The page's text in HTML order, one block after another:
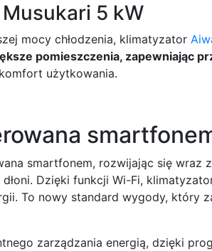
5 kW
mocy chłodzenia, klimatyzator
pomieszczenia, zapewniając
użytkowania.
smartfonem, rozwijając się
Dzięki funkcji Wi-Fi,
To nowy standard wygody, który
zarządzania energią, dzięki